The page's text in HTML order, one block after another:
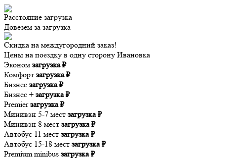
Расстояние загрузка
Довезем за загрузка
Скидка на междугородний заказ!
Цены на поездку в одну сторону Ивановка
Эконом загрузка ₽
Комфорт загрузка ₽
Бизнес загрузка ₽
Бизнес + загрузка ₽
Premier загрузка ₽
Минивэн 5-7 мест загрузка ₽
Минивэн 8 мест загрузка ₽
Автобус 11 мест загрузка ₽
Автобус 15-18 мест загрузка ₽
Premium minibus загрузка ₽